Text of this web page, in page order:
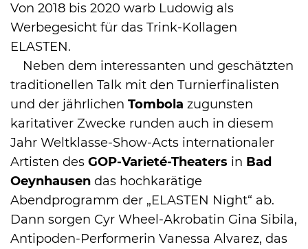
Von 2018 bis 2020 warb Ludowig als
Werbegesicht für das Trink-Kollagen
ELASTEN.
Neben dem interessanten und geschätzten
traditionellen Talk mit den Turnierfinalisten
und der jährlichen Tombola zugunsten
karitativer Zwecke runden auch in diesem
Jahr Weltklasse-Show-Acts internationaler
Artisten des GOP-Varieté-Theaters in Bad
Oeynhausen das hochkarätige
Abendprogramm der „ELASTEN Night“ ab.
Dann sorgen Cyr Wheel-Akrobatin Gina Sibila,
Antipoden-Performerin Vanessa Alvarez, das